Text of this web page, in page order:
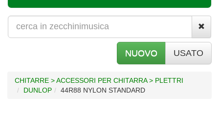
NUOVO USATO
CHITARRE > ACCESSORI PER CHITARRA > PLETTRI
DUNLOP
44R88 NYLON STANDARD